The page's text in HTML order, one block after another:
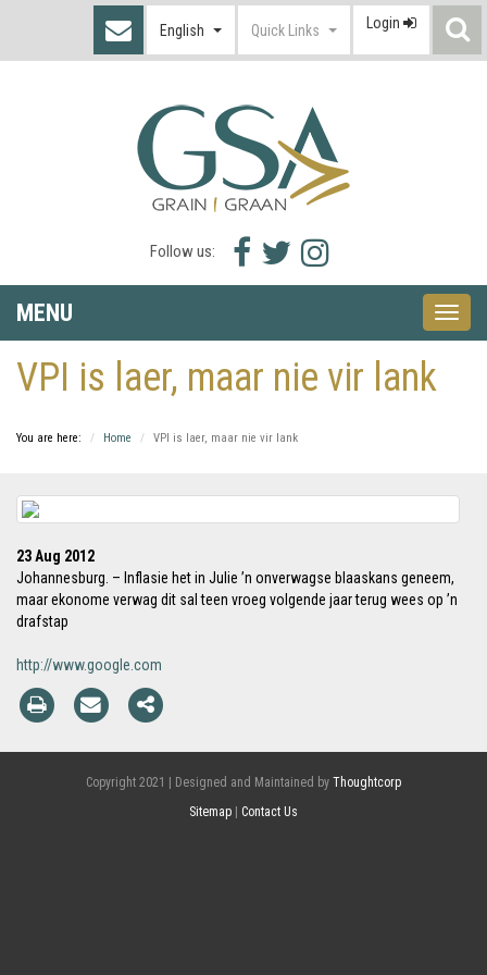
English Quick Links Login
Follow us:
Facebook
icon
Twitter
icon
Instagram
icon
MENU
Toggle
VPI is laer, maar nie vir lank
You are here: Home VPI is laer, maar nie vir lank
23 Aug 2012
Johannesburg. – Inflasie het in Julie ’n onverwagse blaaskans geneem,
maar ekonome verwag dit sal teen vroeg volgende jaar terug wees op ’n
drafstap
http://www.google.com
Copyright 2021 | Designed and Maintained by Thoughtcorp
Sitemap
Contact Us